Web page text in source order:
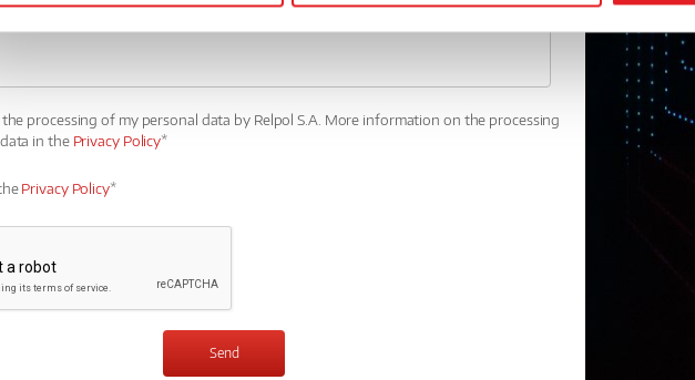
processing of my personal data by Relpol S.A. More information on the processing
in the Privacy Policy*
Privacy Policy*